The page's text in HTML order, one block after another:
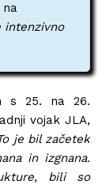
intenzivno
s 25. na 26.
vojak JLA,
je bil začetek
in izgnana.
bili so